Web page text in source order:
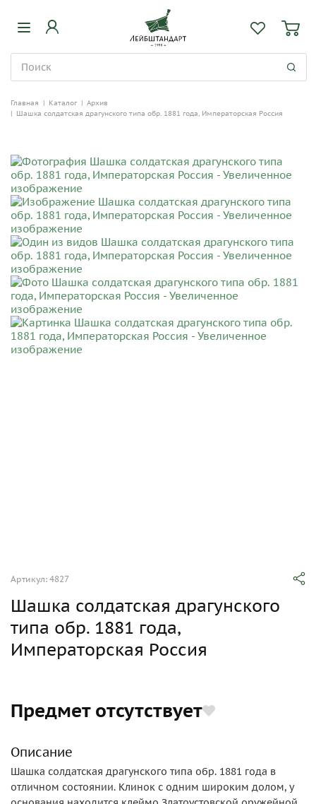
Главная | Каталог | Архив
| Шашка солдатская драгунского типа обр. 1881 года, Императорская Россия
Артикул: 4827
Шашка солдатская драгунского
типа обр. 1881 года,
Императорская Россия
Предмет отсутствует
Описание
Шашка солдатская драгунского типа обр. 1881 года в
отличном состоянии. Клинок с одним широким долом, у